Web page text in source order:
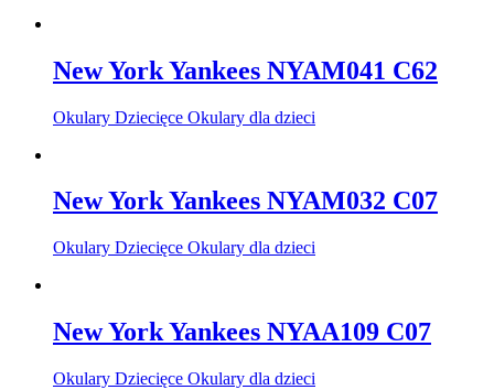
New York Yankees NYAM041 C62
Okulary Dziecięce Okulary dla dzieci
New York Yankees NYAM032 C07
Okulary Dziecięce Okulary dla dzieci
New York Yankees NYAA109 C07
Okulary Dziecięce Okulary dla dzieci